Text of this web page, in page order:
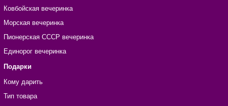
Ковбойская вечеринка
Морская вечеринка
Пионерская СССР вечеринка
Единорог вечеринка
Подарки
Кому дарить
Тип товара